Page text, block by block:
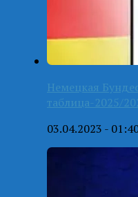
Немецкая
таблица-2025/
03.04.2023 -